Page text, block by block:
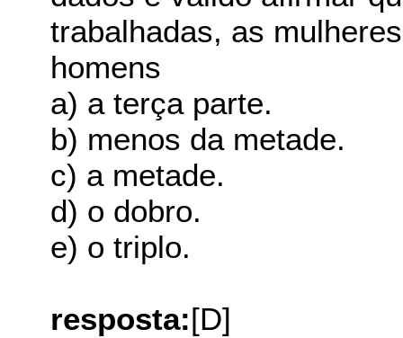
trabalhadas, as
homens
a) a terça parte.
b) menos da metade.
c) a metade.
d) o dobro.
e) o triplo.
resposta:[D]